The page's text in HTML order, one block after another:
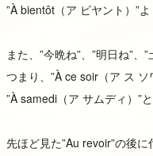
”À bientôt（ア ビヤント）”
また、”今晩ね”、”明日ね”、
つまり、”À ce soir（ア ス ソ
”À samedi（ア サムディ）”
先ほど見た”Au revoir”の後